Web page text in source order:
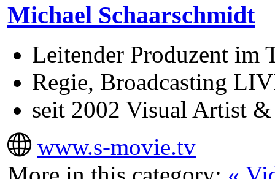
Michael Schaarschmidt
Leitender Produzent im
Regie, Broadcasting
seit 2002 Visual Artist
www.s-movie.tv